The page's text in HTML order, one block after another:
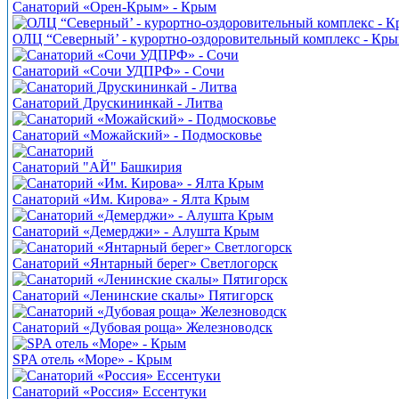
Санаторий «Орен-Крым» - Крым
ОЛЦ “Северный’ - курортно-оздоровительный комплекс -
Санаторий «Сочи УДПРФ» - Сочи
Санаторий Друскининкай - Литва
Санаторий «Можайский» - Подмосковье
Санаторий "АЙ" Башкирия
Санаторий «Им. Кирова» - Ялта Крым
Санаторий «Демерджи» - Алушта Крым
Санаторий «Янтарный берег» Светлогорск
Санаторий «Ленинские скалы» Пятигорск
Санаторий «Дубовая роща» Железноводск
SPA отель «Море» - Крым
Санаторий «Россия» Ессентуки